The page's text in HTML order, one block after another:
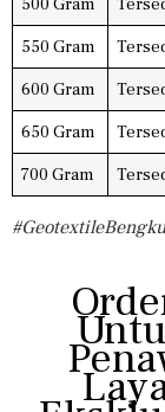
550 Gram
600 Gram
650 Gram
700 Gram